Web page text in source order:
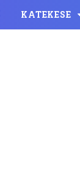
KATEKESE